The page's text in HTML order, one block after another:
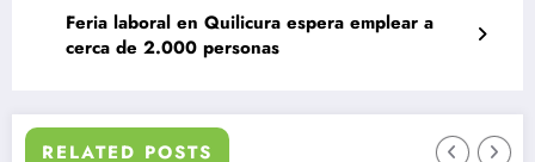
Feria laboral en Quilicura espera emplear a
cerca de 2.000 personas
RELATED POSTS